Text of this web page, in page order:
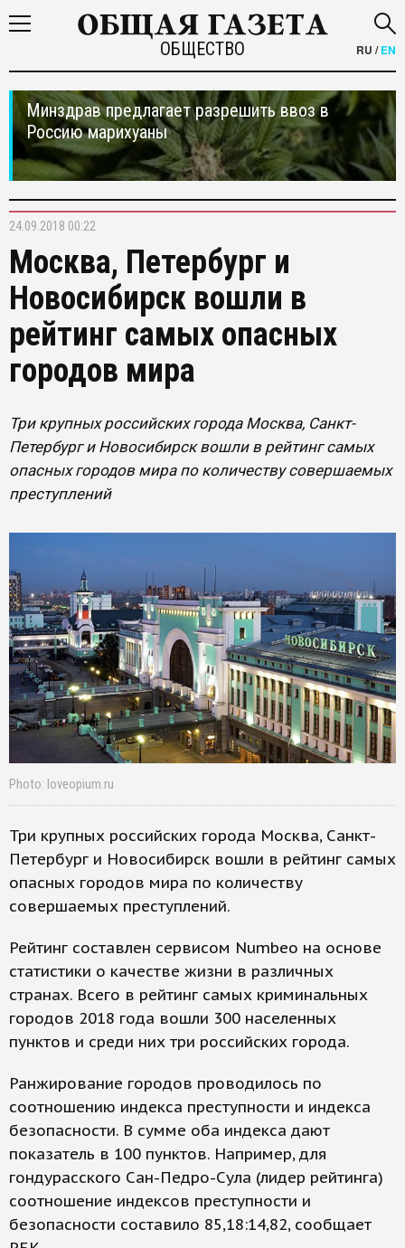
ОБЩЕСТВО RU /EN
Минздрав предлагает разрешить ввоз в
Россию марихуаны
24.09.2018 00:22
Москва, Петербург и
Новосибирск вошли в
рейтинг самых опасных
городов мира
​Три крупных российских города Москва, Санкт-
Петербург и Новосибирск вошли в рейтинг самых
опасных городов мира по количеству совершаемых
преступлений
Photo: loveopium.ru
Три крупных российских города Москва, Санкт-
Петербург и Новосибирск вошли в рейтинг самых
опасных городов мира по количеству
совершаемых преступлений.
Рейтинг составлен сервисом Numbeo на основе
статистики о качестве жизни в различных
странах. Всего в рейтинг самых криминальных
городов 2018 года вошли 300 населенных
пунктов и среди них три российских города.
Ранжирование городов проводилось по
соотношению индекса преступности и индекса
безопасности. В сумме оба индекса дают
показатель в 100 пунктов. Например, для
гондурасского Сан-Педро-Сула (лидер рейтинга)
соотношение индексов преступности и
безопасности составило 85,18:14,82, сообщает